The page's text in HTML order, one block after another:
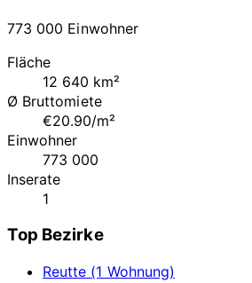
773 000 Einwohner
Fläche
12 640 km²
Ø Bruttomiete
€20.90/m²
Einwohner
773 000
Inserate
1
Top Bezirke
Reutte (1 Wohnung)